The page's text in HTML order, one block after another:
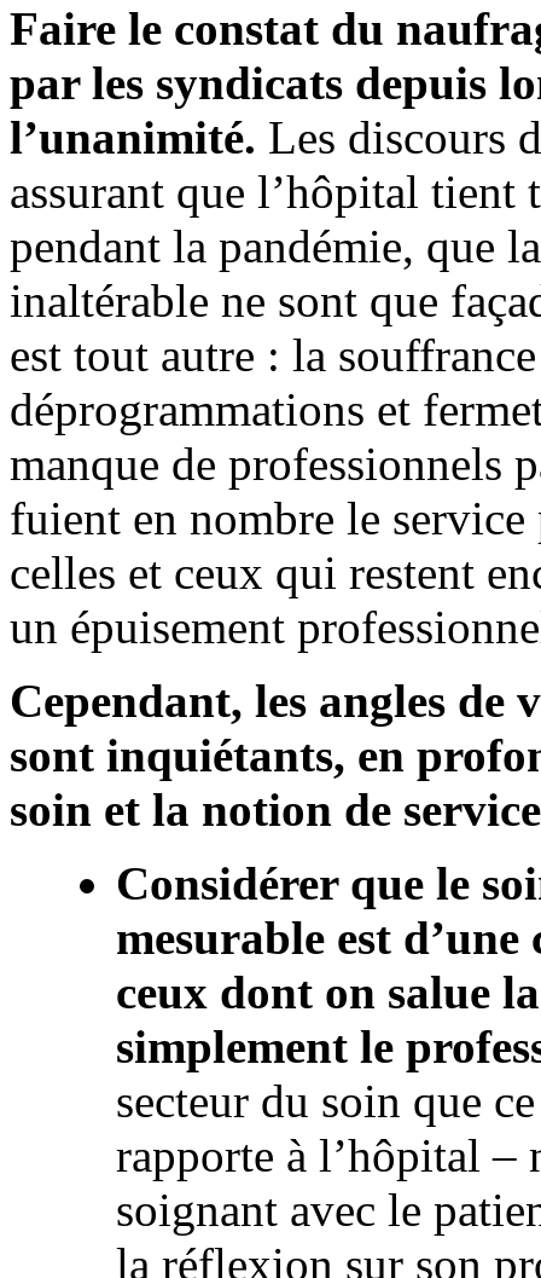
Faire le constat du
par les syndicats depuis
l’unanimité. Les discours
assurant que l’hôpital
pendant la pandémie, que
inaltérable ne sont que
est tout autre : la
déprogrammations et
manque de professionnels
fuient en nombre le
celles et ceux qui restent
un épuisement
Cependant, les angles
sont inquiétants, en
soin et la notion de
Considérer que le
mesurable est
ceux dont on salue
simplement le
secteur du soin que
rapporte à l’hôpital –
soignant avec le
la réflexion sur son